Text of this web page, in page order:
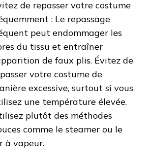
de repasser votre costume
: Le repassage
peut endommager les
du tissu et entraîner
de faux plis. Évitez de
votre costume de
excessive, surtout si vous
une température élevée.
plutôt des méthodes
comme le steamer ou le
à vapeur.